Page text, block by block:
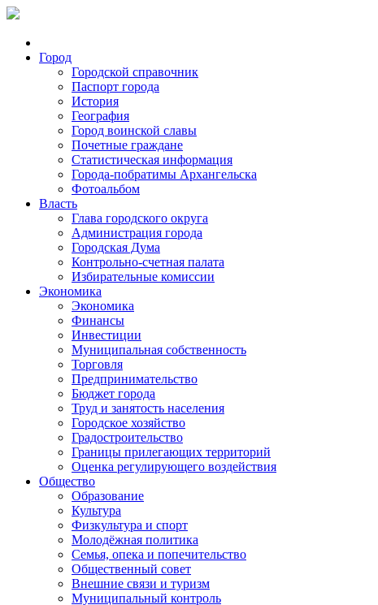
Город
Городской справочник
Паспорт города
История
География
Город воинской славы
Почетные граждане
Статистическая информация
Города-побратимы Архангельска
Фотоальбом
Власть
Глава городского округа
Администрация города
Городская Дума
Контрольно-счетная палата
Избирательные комиссии
Экономика
Экономика
Финансы
Инвестиции
Муниципальная собственность
Торговля
Предпринимательство
Бюджет города
Труд и занятость населения
Городское хозяйство
Градостроительство
Границы прилегающих территорий
Оценка регулирующего воздействия
Общество
Образование
Культура
Физкультура и спорт
Молодёжная политика
Семья, опека и попечительство
Общественный совет
Внешние связи и туризм
Муниципальный контроль